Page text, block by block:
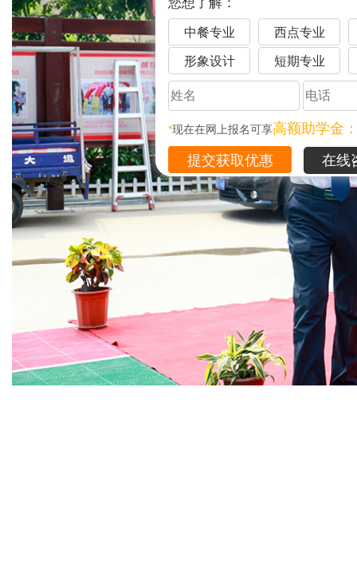
中餐专业 西点专业
形象设计 短期专业
*现在在网上报名可享高额助学金
在线